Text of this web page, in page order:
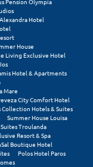
Alexandra Hotel
House
Living Exclusive Hotel
Hotel & Apartments
Mare
City Comfort Hotel
Collection Hotels & Suites
Summer House Louisa
Troulanda
Resort & Spa
Boutique Hotel
Polos Hotel Paros